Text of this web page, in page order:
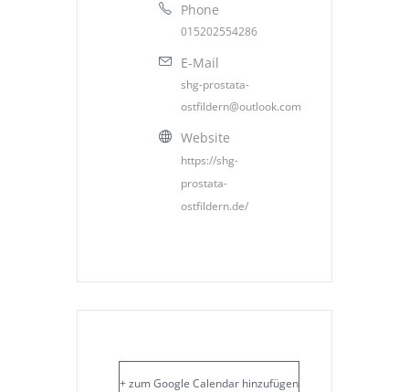
Phone
015202554286
E-Mail
shg-prostata-
ostfildern@outlook.com
Website
https://shg-
prostata-
ostfildern.de/
+ zum Google Calendar hinzufügen